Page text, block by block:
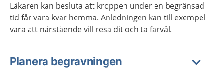
Läkaren kan besluta att kroppen under en begränsad
tid får vara kvar hemma. Anledningen kan till exempel
vara att närstående vill resa dit och ta farväl.
Planera begravningen